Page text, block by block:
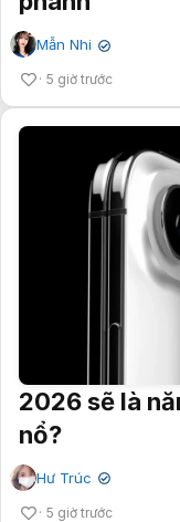
Mẫn Nhi ✔
5 giờ trước
2026 sẽ là
nổ?
Hư Trúc ✔
5 giờ trước